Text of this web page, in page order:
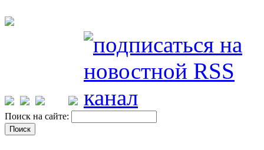
Поиск на сайте: